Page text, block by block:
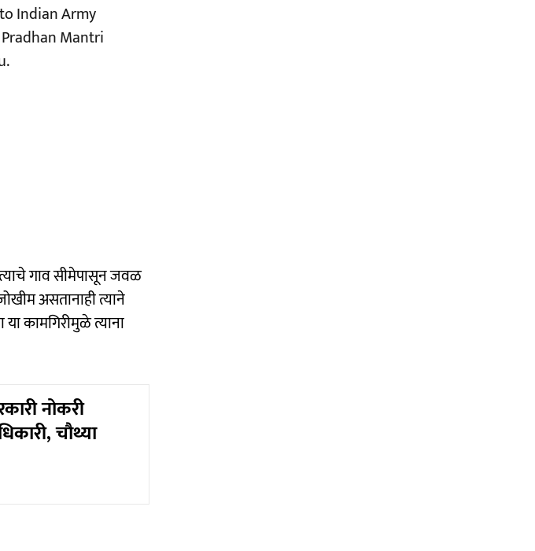
Indian Army
Mantri
त्याचे गाव सीमेपासून जवळ
असतानाही त्याने
कामगिरीमुळे त्याना
नोकरी
चौथ्या